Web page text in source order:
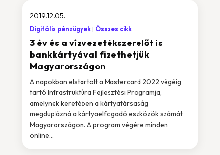
3 év és a vízvezetékszerelőt is
bankkártyával fizethetjük
Magyarországon
2019.12.05.
Digitális pénzügyek Összes cikk
A napokban elstartolt a Mastercard 2022 végéig
tartó Infrastruktúra Fejlesztési Programja,
amelynek keretében a kártyatársaság
megduplázná a kártyaelfogadó eszközök számát
Magyarországon. A program végére minden
online...